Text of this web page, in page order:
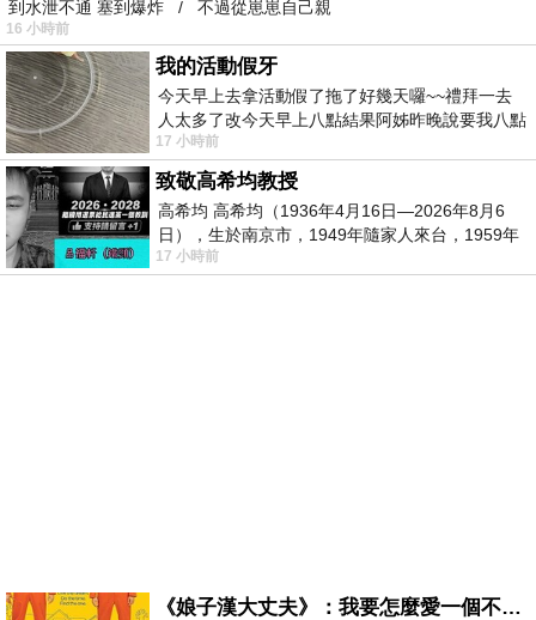
到水泄不通 塞到爆炸 / 不過從崽崽自己親
16 小時前
我的活動假牙
今天早上去拿活動假了拖了好幾天囉~~禮拜一去
人太多了改今天早上八點結果阿姊昨晚說要我八點
去西螺農會~回到莿桐都8點半多了
17 小時前
致敬高希均教授
高希均 高希均（1936年4月16日—2026年8月6
日），生於南京市，1949年隨家人來台，1959年
赴美深造並取得經濟發展博士學位。曾任
17 小時前
《娘子漢大丈夫》：我要怎麼愛一個不存在的人？